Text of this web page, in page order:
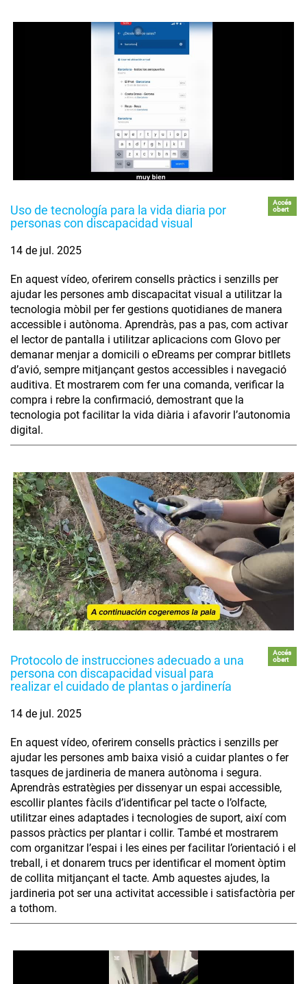
Uso de tecnología para la vida diaria por
personas con discapacidad visual
Accés
obert
14 de jul. 2025
En aquest vídeo, oferirem consells pràctics i senzills per
ajudar les persones amb discapacitat visual a utilitzar la
tecnologia mòbil per fer gestions quotidianes de manera
accessible i autònoma. Aprendràs, pas a pas, com activar
el lector de pantalla i utilitzar aplicacions com Glovo per
demanar menjar a domicili o eDreams per comprar bitllets
d’avió, sempre mitjançant gestos accessibles i navegació
auditiva. Et mostrarem com fer una comanda, verificar la
compra i rebre la confirmació, demostrant que la
tecnologia pot facilitar la vida diària i afavorir l’autonomia
digital.
Protocolo de instrucciones adecuado a una
persona con discapacidad visual para
realizar el cuidado de plantas o jardinería
Accés
obert
14 de jul. 2025
En aquest vídeo, oferirem consells pràctics i senzills per
ajudar les persones amb baixa visió a cuidar plantes o fer
tasques de jardineria de manera autònoma i segura.
Aprendràs estratègies per dissenyar un espai accessible,
escollir plantes fàcils d’identificar pel tacte o l’olfacte,
utilitzar eines adaptades i tecnologies de suport, així com
passos pràctics per plantar i collir. També et mostrarem
com organitzar l’espai i les eines per facilitar l’orientació i el
treball, i et donarem trucs per identificar el moment òptim
de collita mitjançant el tacte. Amb aquestes ajudes, la
jardineria pot ser una activitat accessible i satisfactòria per
a tothom.